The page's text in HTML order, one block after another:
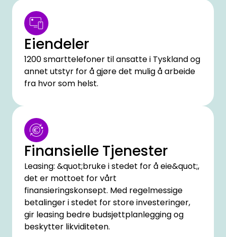
Eiendeler
1200 smarttelefoner til ansatte i Tyskland og
annet utstyr for å gjøre det mulig å arbeide
fra hvor som helst.
Finansielle Tjenester
Leasing: &quot;bruke i stedet for å eie&quot;,
det er mottoet for vårt
finansieringskonsept. Med regelmessige
betalinger i stedet for store investeringer,
gir leasing bedre budsjettplanlegging og
beskytter likviditeten.